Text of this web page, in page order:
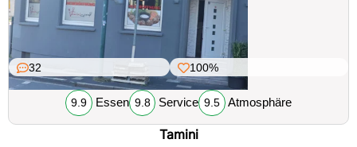
32 100%
9.9 Essen 9.8 Service 9.5 Atmosphäre
Tamini